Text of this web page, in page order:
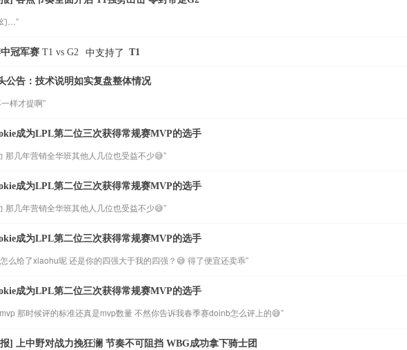
…”
冠军赛 T1 vs G2 中支持了 T1
公告：技术说明如实复盘整体情况
样才提啊”
成为LPL第二位三次获得常规赛MVP的选手
那几年营销全华班其他人几位也受益不少😅”
成为LPL第二位三次获得常规赛MVP的选手
那几年营销全华班其他人几位也受益不少😅”
成为LPL第二位三次获得常规赛MVP的选手
么给了xiaohu呢 还是你的四强大于我的四强？😅 得了便宜还卖乖”
成为LPL第二位三次获得常规赛MVP的选手
那时候评的标准还真是mvp数量 不然你告诉我春季赛doinb怎么评上的😅”
] 上中野对战力挽狂澜 节奏不可阻挡 WBG成功拿下骑士团